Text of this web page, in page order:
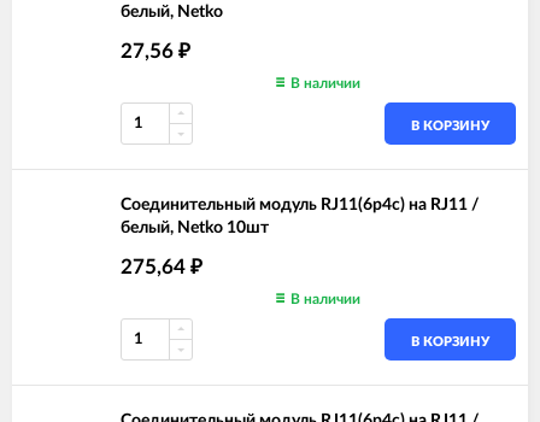
белый, Netko
27,56 ₽
В наличии
В КОРЗИНУ
Соединительный модуль RJ11(6p4c) на RJ11 /
белый, Netko 10шт
275,64 ₽
В наличии
В КОРЗИНУ